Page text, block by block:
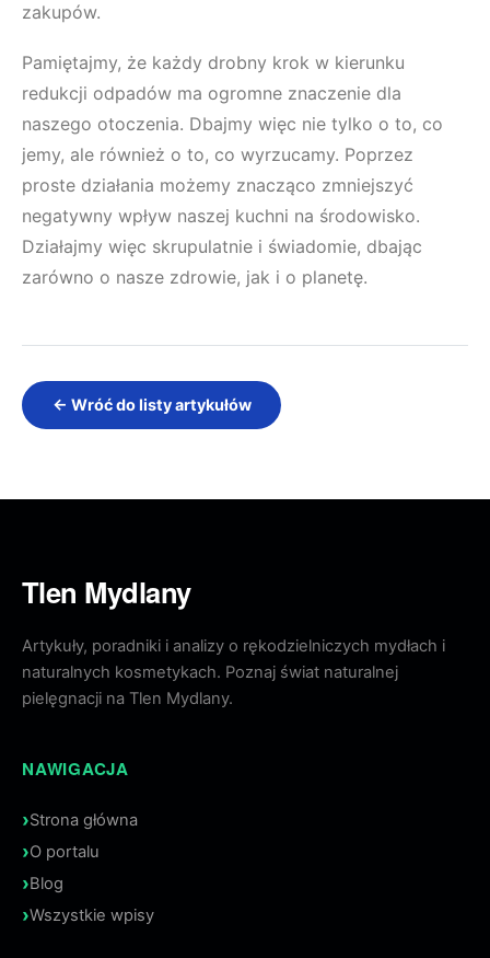
zakupów.
Pamiętajmy, że każdy drobny krok w kierunku
redukcji odpadów ma ogromne znaczenie dla
naszego otoczenia. Dbajmy więc nie tylko o to, co
jemy, ale również o to, co wyrzucamy. Poprzez
proste działania możemy znacząco zmniejszyć
negatywny wpływ naszej kuchni na środowisko.
Działajmy więc skrupulatnie i świadomie, dbając
zarówno o nasze zdrowie, jak i o planetę.
← Wróć do listy artykułów
Tlen Mydlany
Artykuły, poradniki i analizy o rękodzielniczych mydłach i
naturalnych kosmetykach. Poznaj świat naturalnej
pielęgnacji na Tlen Mydlany.
NAWIGACJA
Strona główna
O portalu
Blog
Wszystkie wpisy